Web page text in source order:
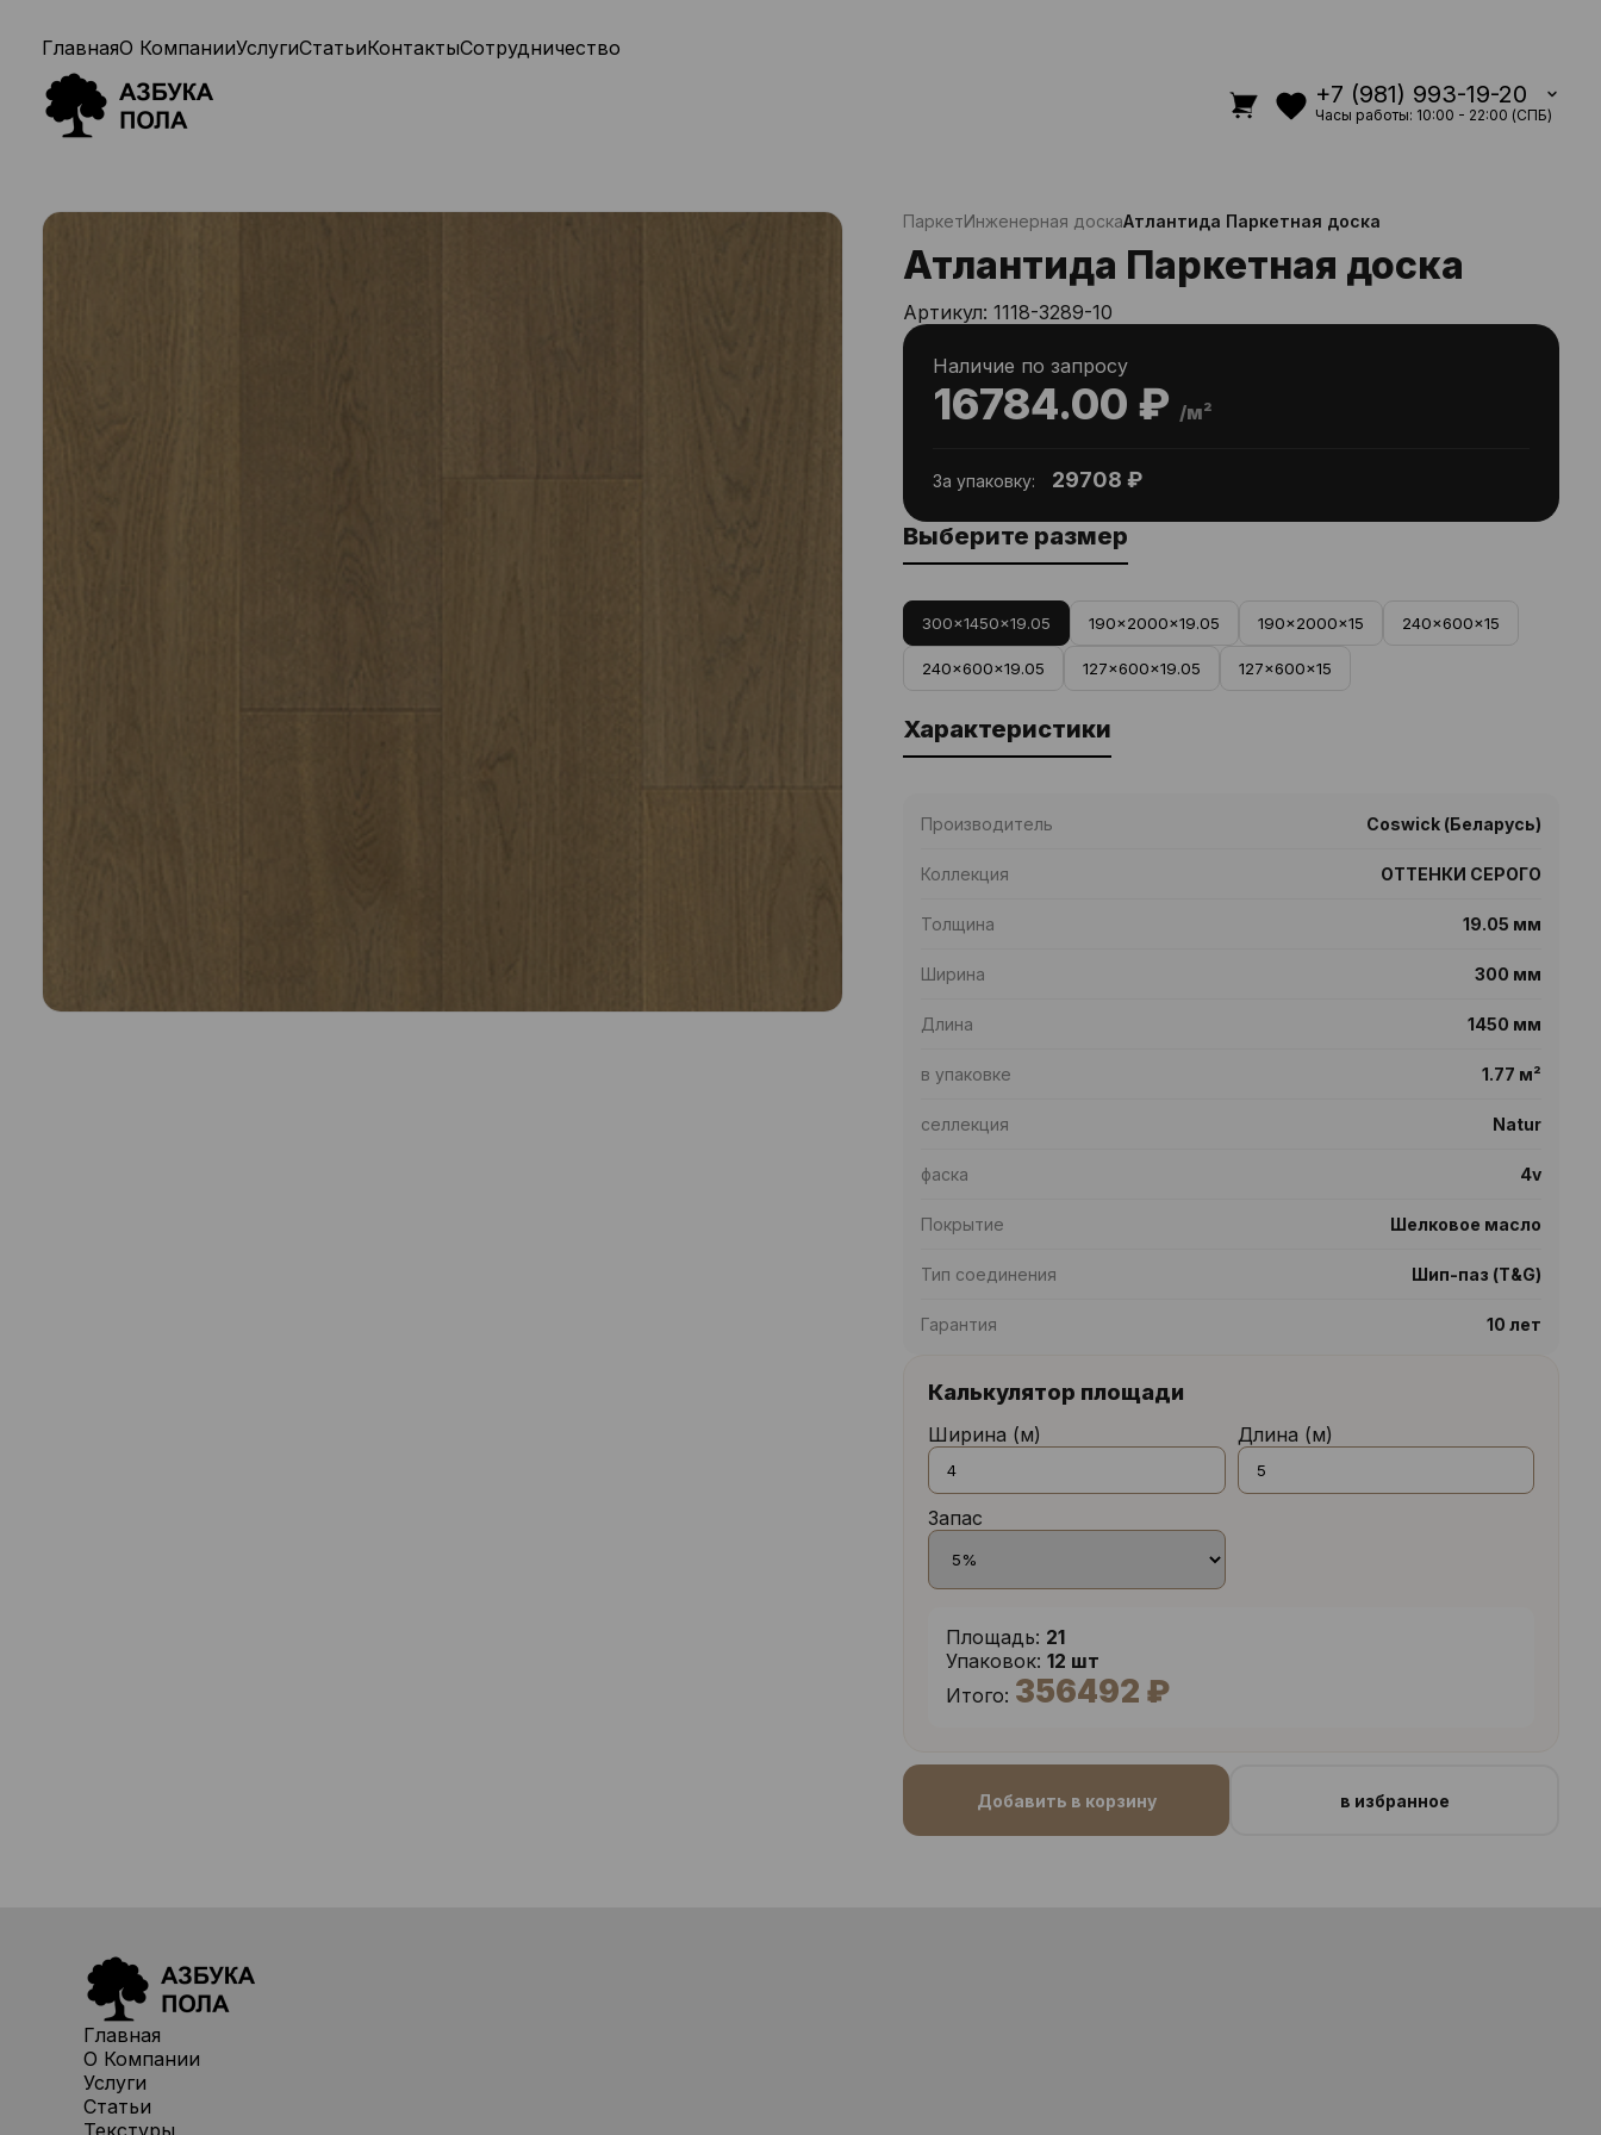
+7 (981) 993-19-20
Часы работы: 10:00 - 22:00 (СПБ)
ГлавнаяО КомпанииУслугиСтатьиКонтактыСотрудничество
ПаркетИнженерная доскаАтлантида Паркетная доска
Атлантида Паркетная доска
Артикул:1118-3289-10
16784.00 ₽ /м²
Наличие по запросу
За упаковку: 29708 ₽
Выберите размер
300x1450x19.05 190x2000x19.05 190x2000x15 240x600x15
240x600x19.05 127x600x19.05 127x600x15
Характеристики
Производитель Coswick (Беларусь)
Коллекция ОТТЕНКИ СЕРОГО
Толщина 19.05 мм
Ширина 300 мм
Длина 1450 мм
в упаковке 1.77 м²
селлекция Natur
фаска 4v
Покрытие Шелковое масло
Тип соединения Шип-паз (T&G)
Гарантия 10 лет
Калькулятор площади
Ширина (м) Длина (м)
Запас
Площадь: 21
Упаковок: 12 шт
Итого: 356492 ₽
Добавить в корзину в избранное
Главная
О Компании
Услуги
Статьи
Текстуры